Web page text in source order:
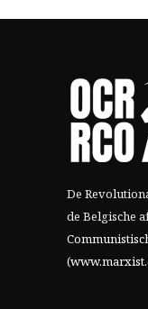
De
de Belgische